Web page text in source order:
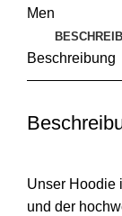
Men
Beschreibung
Unser Hoodie
und der